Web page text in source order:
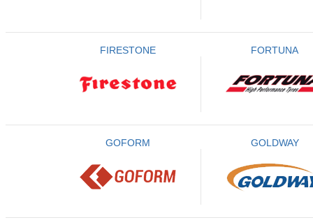
FIRESTONE FORTUNA
GOFORM GOLDWAY